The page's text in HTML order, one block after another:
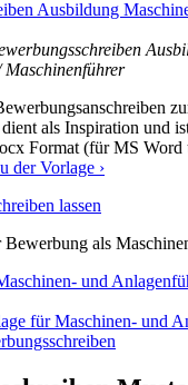
als Inspiration und
Format (für MS
der Vorlage ›
als
und
für Maschinen- und